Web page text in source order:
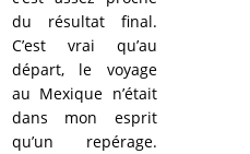
du résultat final.
C’est vrai qu’au
départ, le voyage
au Mexique n’était
dans mon esprit
qu’un repérage.